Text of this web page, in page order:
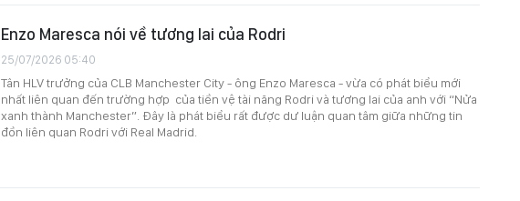
Enzo Maresca nói về tương lai của Rodri
25/07/2026 05:40
Tân HLV trưởng của CLB Manchester City - ông Enzo Maresca - vừa có phát biểu mới
nhất liên quan đến trường hợp của tiền vệ tài năng Rodri và tương lai của anh với “Nửa
xanh thành Manchester”. Đây là phát biểu rất được dư luận quan tâm giữa những tin
đồn liên quan Rodri với Real Madrid.